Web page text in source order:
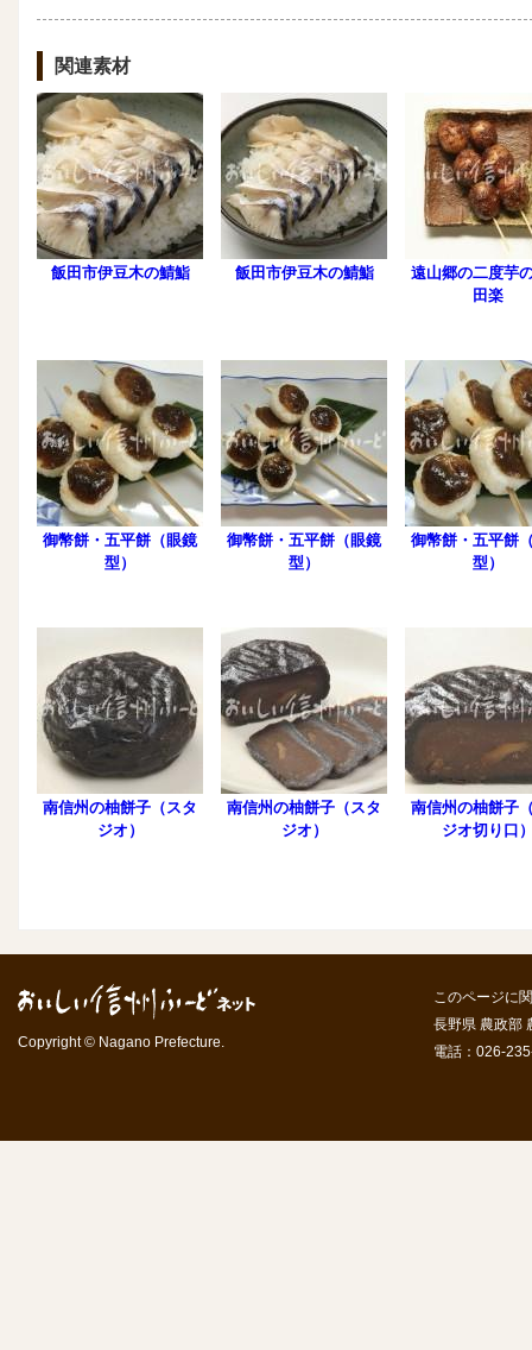
関連素材
飯田市伊豆木の鯖鮨 飯田市伊豆木の鯖鮨
遠山郷の二度芋
田楽
御幣餅・五平餅（眼鏡
型）
御幣餅・五平餅（眼鏡
型）
御幣餅・五平餅
型）
南信州の柚餅子（スタ
ジオ）
南信州の柚餅子（スタ
ジオ）
南信州の柚餅子
ジオ切り口
Copyright © Nagano Prefecture.
このページに
長野県 農政部
電話：026-